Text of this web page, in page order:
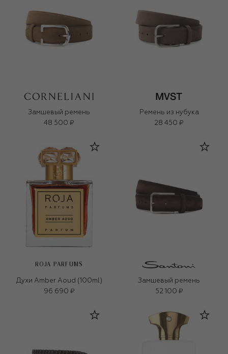
Замшевый ремень
48 500 ₽
Ремень из нубука
28 450 ₽
ROJA PARFUMS
Духи Amber Aoud (100ml)
96 690 ₽
Замшевый ремень
52 100 ₽